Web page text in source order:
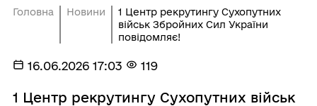
Головна Новини
1 Центр рекрутингу Сухопутних
військ Збройних Сил України
повідомляє!
16.06.2026 17:03 119
1 Центр рекрутингу Сухопутних військ